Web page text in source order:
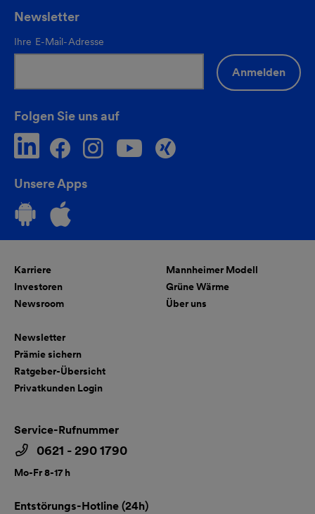
Newsletter
Ihre E-Mail-Adresse
Anmelden
Folgen Sie uns auf
Unsere Apps
Karriere
Investoren
Newsroom
Mannheimer Modell
Grüne Wärme
Über uns
Newsletter
Prämie sichern
Ratgeber-Übersicht
Privatkunden Login
Service-Rufnummer
0621 - 290 1790
Mo-Fr 8-17 h
Entstörungs-Hotline (24h)